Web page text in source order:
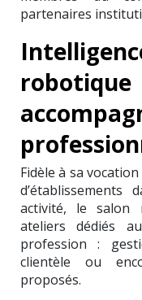
partenaires
Fidèle à sa
d’établissements
activité, le salon
ateliers dédiés
profession :
clientèle ou
proposés.